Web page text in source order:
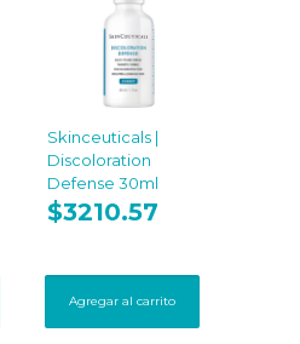
Skinceuticals |
Discoloration
Defense 30ml
$3210.57
Agregar al carrito